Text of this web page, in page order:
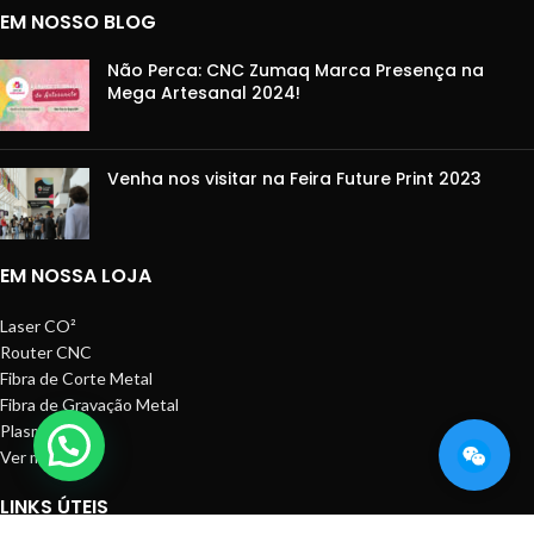
EM NOSSO BLOG
Não Perca: CNC Zumaq Marca Presença na
Mega Artesanal 2024!
Venha nos visitar na Feira Future Print 2023
EM NOSSA LOJA
Laser CO²
Router CNC
Fibra de Corte Metal
Fibra de Gravação Metal
Plasma CNC
Ver mais
LINKS ÚTEIS